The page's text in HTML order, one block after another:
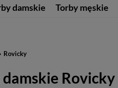
damskie Torby męskie
Rovicky
Rovicky